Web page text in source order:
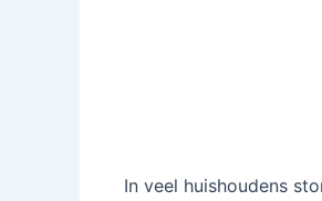
In veel huishoudens